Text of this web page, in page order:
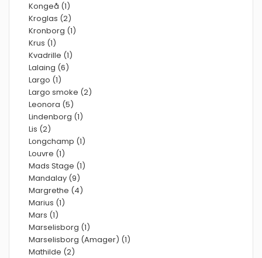
Kongeå (1)
Kroglas (2)
Kronborg (1)
Krus (1)
Kvadrille (1)
Lalaing (6)
Largo (1)
Largo smoke (2)
Leonora (5)
Lindenborg (1)
Lis (2)
Longchamp (1)
Louvre (1)
Mads Stage (1)
Mandalay (9)
Margrethe (4)
Marius (1)
Mars (1)
Marselisborg (1)
Marselisborg (Amager) (1)
Mathilde (2)